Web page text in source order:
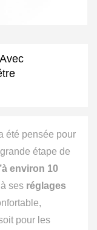
été pensée pour
étape de
environ 10
ses réglages
pour les